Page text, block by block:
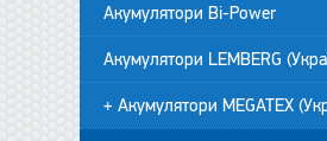
Акумулятори Bi-Power
Акумулятори LEMBERG
+ Акумулятори MEGATEX